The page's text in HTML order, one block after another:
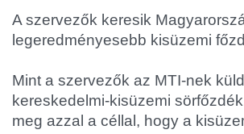
A szervezők keresik
legeredményesebb kisüzemi
Mint a szervezők az MTI-nek
kereskedelmi-kisüzemi
meg azzal a céllal, hogy a